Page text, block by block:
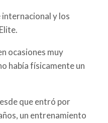
internacional y los
ocasiones muy
había físicamente un
que entró por
un entrenamiento